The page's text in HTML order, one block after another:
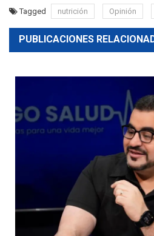
Tagged nutrición Opinión
PUBLICACIONES